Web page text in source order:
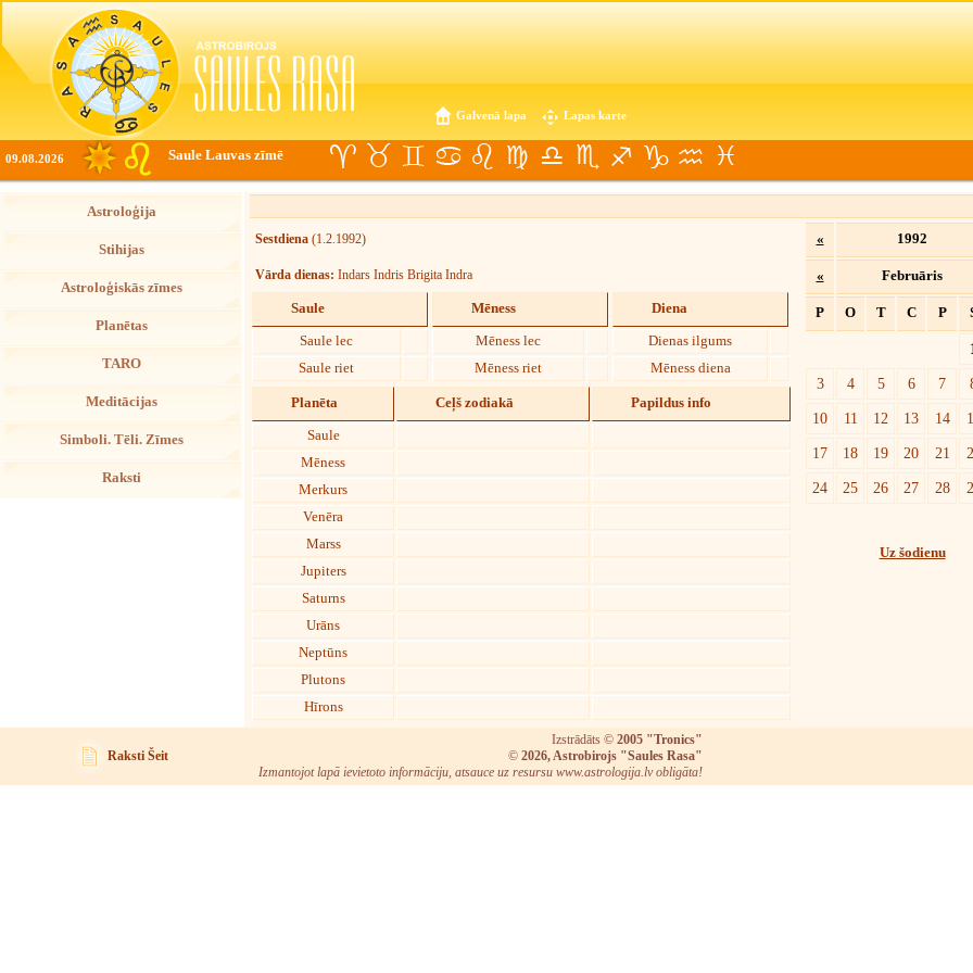
Galvenā lapa Lapas karte
09.08.2026 Saule Lauvas zīmē
Astroloģija
Stihijas
Astroloģiskās zīmes
Planētas
TARO
Meditācijas
Simboli. Tēli. Zīmes
Raksti
Sestdiena (1.2.1992)
Vārda dienas: Indars Indris Brigita Indra
Saule
Saule lec
Saule riet
Mēness
Mēness lec
Mēness riet
Diena
Dienas ilgums
Mēness diena
Planēta Ceļš zodiakā Papildus info
Saule
Mēness
Merkurs
Venēra
Marss
Jupiters
Saturns
Urāns
Neptūns
Plutons
Hīrons
« 1992
« Februāris
P O T C P
3
4 5 6 7
10
11 12 13 14
17
18 19 20 21
24
25 26 27 28
Uz šodienu
Raksti Šeit
Izstrādāts © 2005 "Tronics"
© 2026, Astrobirojs "Saules Rasa"
Izmantojot lapā ievietoto informāciju, atsauce uz resursu www.astrologija.lv obligāta!